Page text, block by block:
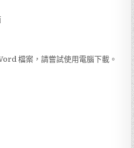
檔案，請嘗試使用電腦下載。